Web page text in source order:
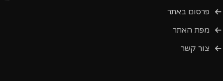
פרסום באתר
מפת האתר
צור קשר